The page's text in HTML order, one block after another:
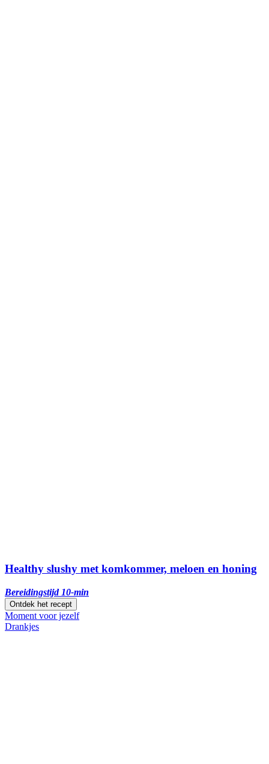
Healthy slushy met komkommer, meloen en honing
Bereidingstijd 10-min
Ontdek het recept
Moment voor jezelf
Drankjes